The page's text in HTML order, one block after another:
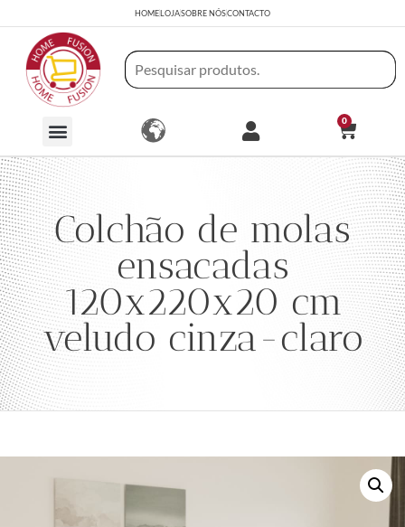
HOMELOJASOBRE NÓSCONTACTO
0
Colchão de molas
ensacadas
120x220x20 cm
veludo cinza-claro